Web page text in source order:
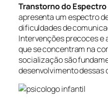
Transtorno do
apresenta um espectro
dificuldades de
Intervenções precoces e
que se concentram na
socialização são
desenvolvimento dessas